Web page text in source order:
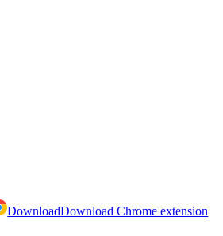
DownloadDownload Chrome extension